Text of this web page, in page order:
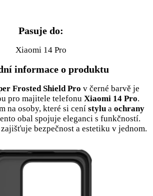
Pasuje do:
Xiaomi 14 Pro
informace o produktu
Frosted Shield Pro v černé barvě je
pro majitele telefonu Xiaomi 14 Pro.
na osoby, které si cení stylu a ochrany
obal spojuje eleganci s funkčností.
bezpečnost a estetiku v jednom.